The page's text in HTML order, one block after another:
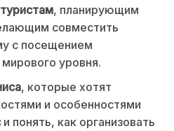
, планирующим
совместить
с посещением
уровня.
, которые хотят
и особенностями
и понять, как организовать